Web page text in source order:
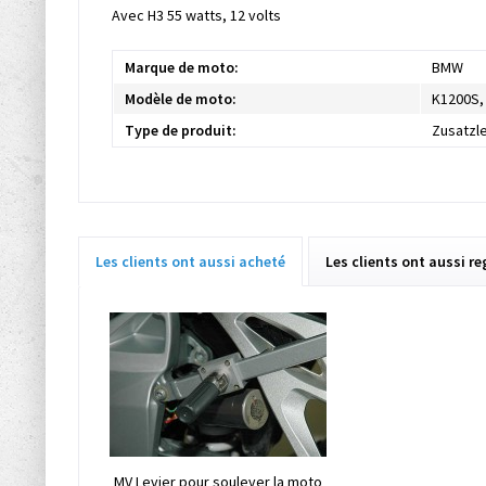
Avec H3 55 watts, 12 volts
Marque de moto:
BMW
Modèle de moto:
Type de produit:
Les clients ont aussi acheté Les clients ont aussi
MV Levier pour soulever la moto